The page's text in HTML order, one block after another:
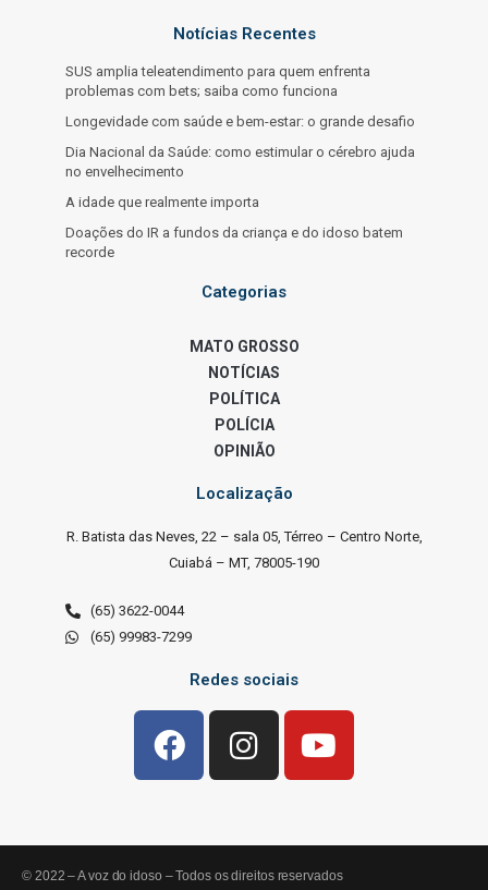
Notícias Recentes
SUS amplia teleatendimento para quem enfrenta
problemas com bets; saiba como funciona
Longevidade com saúde e bem-estar: o grande desafio
Dia Nacional da Saúde: como estimular o cérebro ajuda
no envelhecimento
A idade que realmente importa
Doações do IR a fundos da criança e do idoso batem
recorde
Categorias
MATO GROSSO
NOTÍCIAS
POLÍTICA
POLÍCIA
OPINIÃO
Localização
R. Batista das Neves, 22 – sala 05, Térreo – Centro Norte,
Cuiabá – MT, 78005-190
(65) 3622-0044
(65) 99983-7299
Redes sociais
© 2022 – A voz do idoso – Todos os direitos reservados